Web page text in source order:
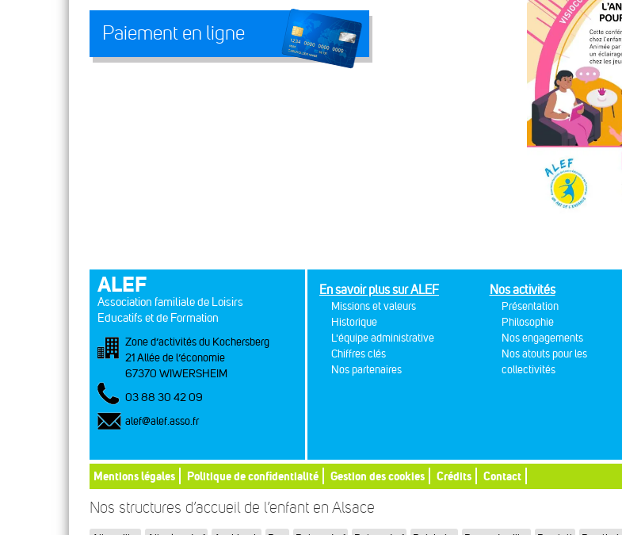
Paiement en ligne
ALEF
Association familiale de Loisirs
Educatifs et de Formation
Zone d’activités du Kochersberg
21 Allée de l’économie
67370 WIWERSHEIM
03 88 30 42 09
alef@alef.asso.fr
En savoir plus sur ALEF
Missions et valeurs
Historique
L'équipe administrative
Chiffres clés
Nos partenaires
Nos activités
Présentation
Philosophie
Nos engagements
Nos atouts pour les
collectivités
Mentions légales Politique de confidentialité Gestion des cookies Crédits Contact
Nos structures d’accueil de l’enfant en Alsace